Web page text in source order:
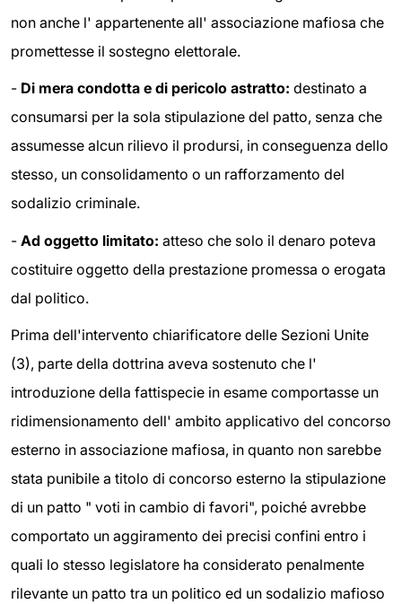
non anche l' appartenente all' associazione mafiosa che
promettesse il sostegno elettorale.
- Di mera condotta e di pericolo astratto: destinato a
consumarsi per la sola stipulazione del patto, senza che
assumesse alcun rilievo il prodursi, in conseguenza dello
stesso, un consolidamento o un rafforzamento del
sodalizio criminale.
- Ad oggetto limitato: atteso che solo il denaro poteva
costituire oggetto della prestazione promessa o erogata
dal politico.
Prima dell'intervento chiarificatore delle Sezioni Unite
(3), parte della dottrina aveva sostenuto che l'
introduzione della fattispecie in esame comportasse un
ridimensionamento dell' ambito applicativo del concorso
esterno in associazione mafiosa, in quanto non sarebbe
stata punibile a titolo di concorso esterno la stipulazione
di un patto " voti in cambio di favori", poiché avrebbe
comportato un aggiramento dei precisi confini entro i
quali lo stesso legislatore ha considerato penalmente
rilevante un patto tra un politico ed un sodalizio mafioso